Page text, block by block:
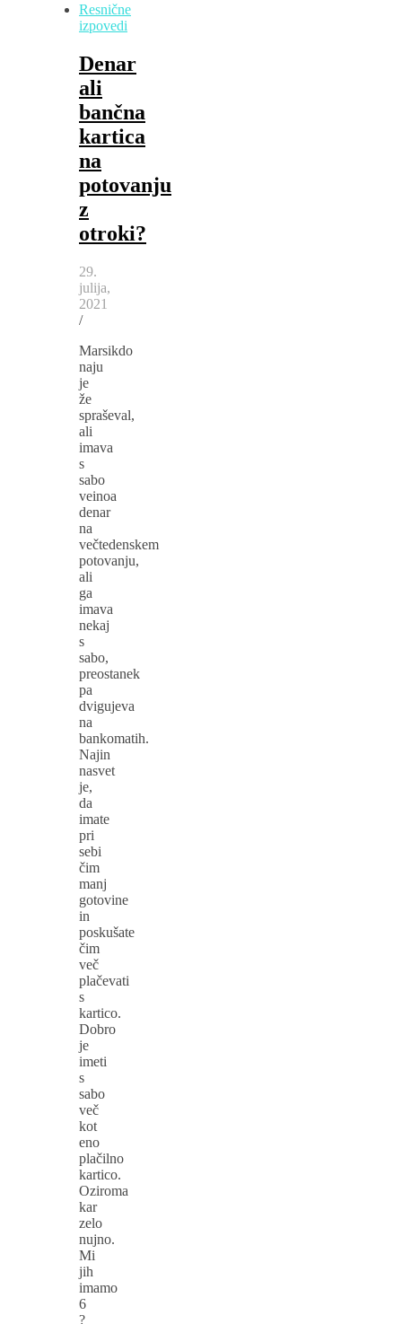
Resnične
izpovedi
Denar
ali
bančna
kartica
na
potovanju
z
otroki?
29.
julija,
2021
/
Marsikdo
naju
je
že
spraševal,
ali
imava
s
sabo
veinoa
denar
na
večtedenskem
potovanju,
ali
ga
imava
nekaj
s
sabo,
preostanek
pa
dvigujeva
na
bankomatih.
Najin
nasvet
je,
da
imate
pri
sebi
čim
manj
gotovine
in
poskušate
čim
več
plačevati
s
kartico.
Dobro
je
imeti
s
sabo
več
kot
eno
plačilno
kartico.
Oziroma
kar
zelo
nujno.
Mi
jih
imamo
6
?